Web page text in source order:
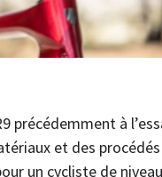
précédemment à
et des
un cycliste de